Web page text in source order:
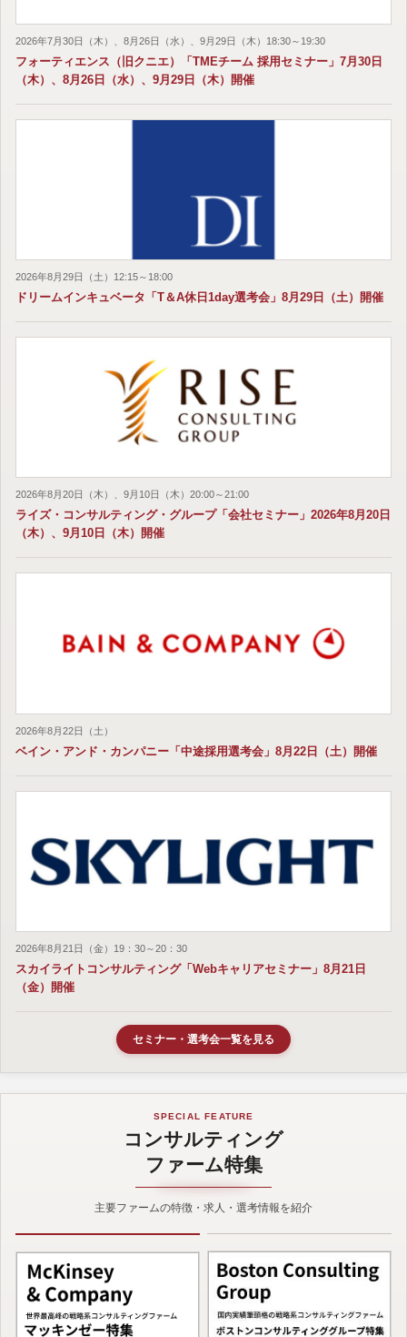
2026年7月30日（木）、8月26日（水）、9月29日（木）18:30～19:30
フォーティエンス（旧クニエ）「TMEチーム 採用セミナー」7月30日
（木）、8月26日（水）、9月29日（木）開催
2026年8月29日（土）12:15～18:00
ドリームインキュベータ「T＆A休日1day選考会」8月29日（土）開催
2026年8月20日（木）、9月10日（木）20:00～21:00
ライズ・コンサルティング・グループ「会社セミナー」2026年8月20日
（木）、9月10日（木）開催
2026年8月22日（土）
ベイン・アンド・カンパニー「中途採用選考会」8月22日（土）開催
2026年8月21日（金）19：30～20：30
スカイライトコンサルティング「Webキャリアセミナー」8月21日
（金）開催
セミナー・選考会一覧を見る
SPECIAL FEATURE
コンサルティング
ファーム特集
主要ファームの特徴・求人・選考情報を紹介